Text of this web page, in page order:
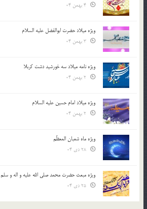
ویژه میلاد حضرت ابوالفضل علیه السلام
ویژه نامه میلاد سه خورشید دشت کربلا
ویژه میلاد امام حسین علیه السلام
ویژه ماه شعبان المعظّم
ویژه مبعث حضرت محمد صلی الله علیه و اله و سلم